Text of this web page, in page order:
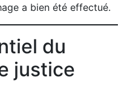
a bien été effectué.
du
justice